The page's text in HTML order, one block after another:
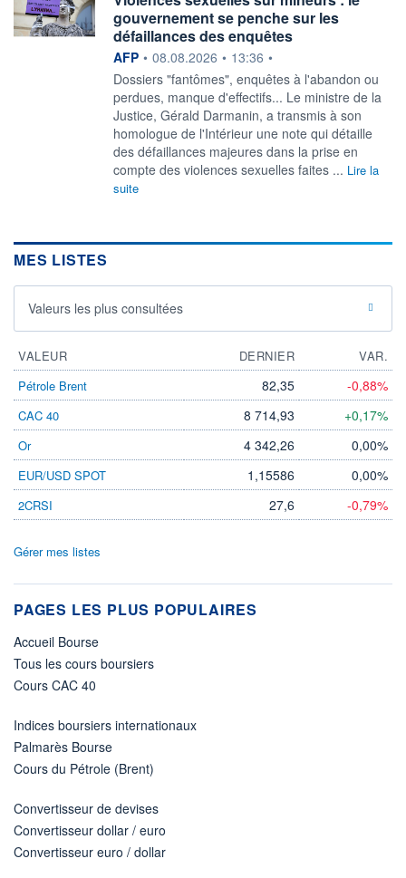
gouvernement se penche sur les
défaillances des enquêtes
information fournie par
AFP • 08.08.2026 • 13:36 •
Dossiers "fantômes", enquêtes à l'abandon ou
perdues, manque d'effectifs... Le ministre de la
Justice, Gérald Darmanin, a transmis à son
homologue de l'Intérieur une note qui détaille
des défaillances majeures dans la prise en
compte des violences sexuelles faites ... Lire la
suite
MES LISTES
Valeurs les plus consultées
VALEUR DERNIER
VAR.
Pétrole Brent
82,35 -0,88%
CAC 40 8 714,93 +0,17%
Or 4 342,26 0,00%
EUR/USD SPOT 1,15586 0,00%
2CRSI 27,6 -0,79%
Gérer mes listes
PAGES LES PLUS POPULAIRES
Accueil Bourse
Tous les cours boursiers
Cours CAC 40
Indices boursiers internationaux
Palmarès Bourse
Cours du Pétrole (Brent)
Convertisseur de devises
Convertisseur dollar / euro
Convertisseur euro / dollar